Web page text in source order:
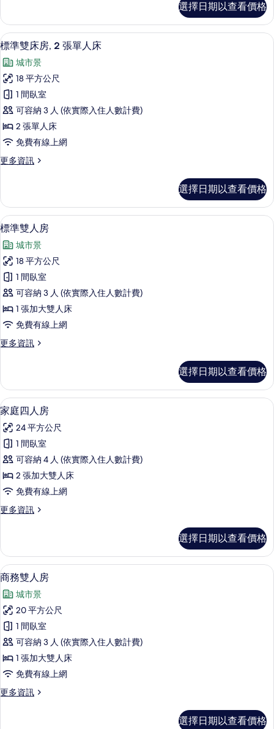
有
相
片
的
詳
情
選擇日期以查看價格
顯
示
標
準
雙
床
房,
張
人
床
的
所
有
相
片
標準雙床房, 2 張單人床 | 高級寢具、
13
標準雙床房, 2 張單人床
城市景
18 平方公尺
1 間臥室
可容納 3 人 (依實際入住人數計費)
2 張單人床
免費有線上網
更多資訊
更
雙
床
房,
張
單
人
床
的
詳
情
選擇日期以查看價格
顯
示
標
準
雙
人
房
所
相
片
標準雙人房 | 高級寢具、羽絨被、書桌
4
標準雙人房
城市景
18 平方公尺
1 間臥室
可容納 3 人 (依實際入住人數計費)
1 張加大雙人床
免費有線上網
更多資訊
更
雙
人
房
的
詳
情
選擇日期以查看價格
顯
示
家
庭
四
人
的
有
相
片
家庭四人房 | 高級寢具、羽絨被、書桌
4
家庭四人房
24 平方公尺
1 間臥室
可容納 4 人 (依實際入住人數計費)
2 張加大雙人床
免費有線上網
更多資訊
更
四
人
房
詳
情
選擇日期以查看價格
顯
示
商
務
雙
人
房
所
7
商務雙人房
城市景
20 平方公尺
1 間臥室
可容納 3 人 (依實際入住人數計費)
1 張加大雙人床
免費有線上網
更多資訊
更
選擇日期以查看價格